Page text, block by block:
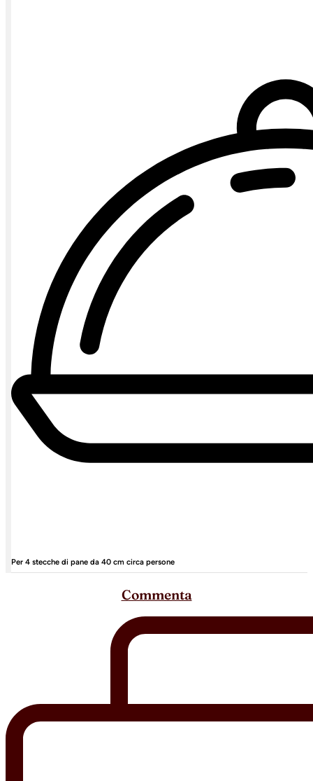
Per 4 stecche di pane da 40 cm circa persone
Commenta